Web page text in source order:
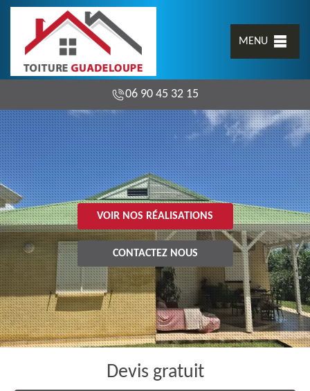
MENU
06 90 45 32 15
VOIR NOS RÉALISATIONS
CONTACTEZ NOUS
Devis gratuit